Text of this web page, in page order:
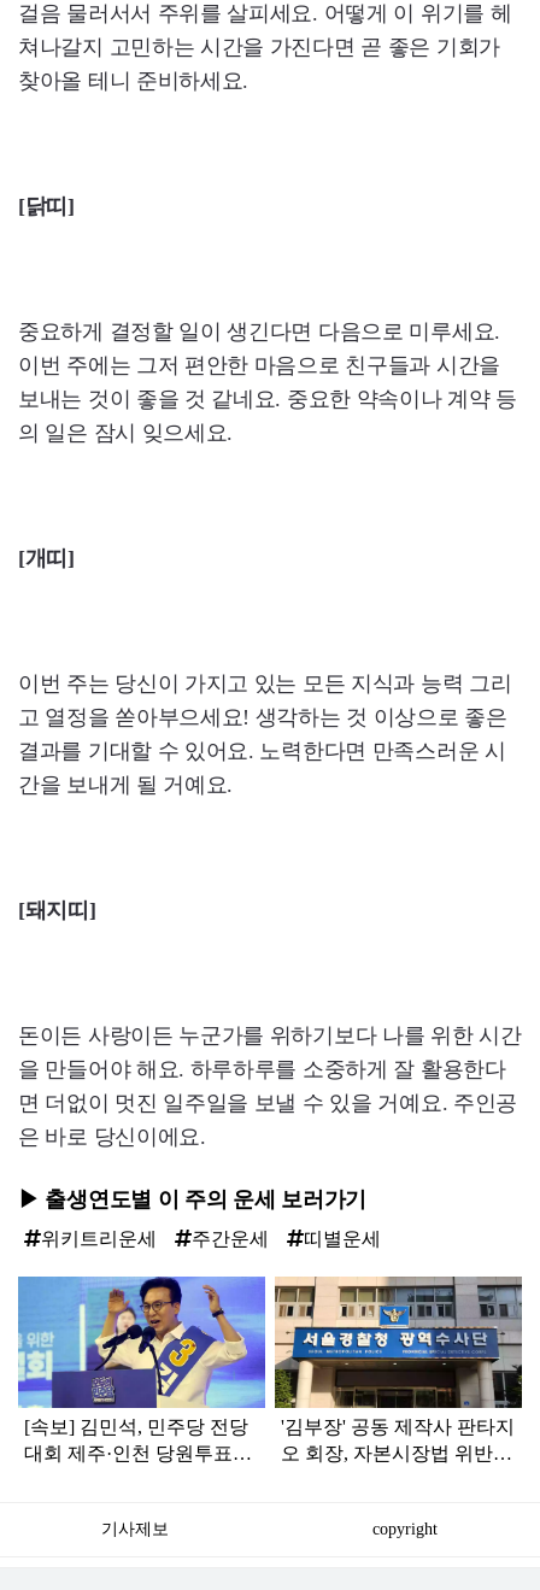
걸음 물러서서 주위를 살피세요. 어떻게 이 위기를 헤
쳐나갈지 고민하는 시간을 가진다면 곧 좋은 기회가
찾아올 테니 준비하세요.
[닭띠]
중요하게 결정할 일이 생긴다면 다음으로 미루세요.
이번 주에는 그저 편안한 마음으로 친구들과 시간을
보내는 것이 좋을 것 같네요. 중요한 약속이나 계약 등
의 일은 잠시 잊으세요.
[개띠]
이번 주는 당신이 가지고 있는 모든 지식과 능력 그리
고 열정을 쏟아부으세요! 생각하는 것 이상으로 좋은
결과를 기대할 수 있어요. 노력한다면 만족스러운 시
간을 보내게 될 거예요.
[돼지띠]
돈이든 사랑이든 누군가를 위하기보다 나를 위한 시간
을 만들어야 해요. 하루하루를 소중하게 잘 활용한다
면 더없이 멋진 일주일을 보낼 수 있을 거예요. 주인공
은 바로 당신이에요.
▶ 출생연도별 이 주의 운세 보러가기
위키트리운세 주간운세 띠별운세
인
[속보] 김민석, 민주당 전당
대회 제주·인천 당원투표서
'김부장' 공동 제작사 판타지
오 회장, 자본시장법 위반
기사제보 copyright